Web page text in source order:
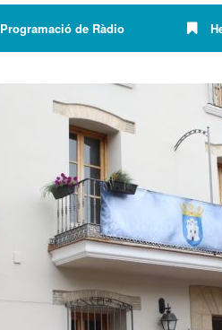
Programació de Ràdio